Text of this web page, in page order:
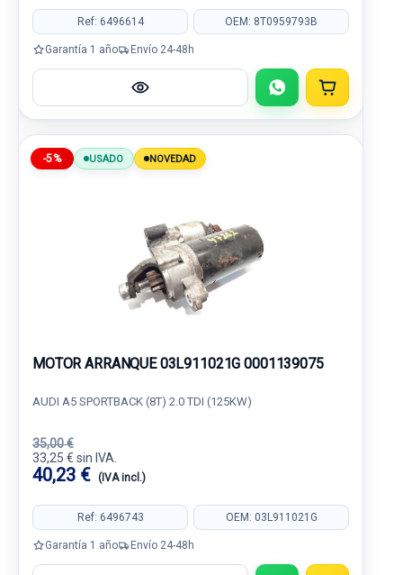
Ref: 6496614 OEM: 8T0959793B
Garantía 1 año Envío 24-48h
-5% USADO NOVEDAD
MOTOR ARRANQUE 03L911021G 0001139075
AUDI A5 SPORTBACK (8T) 2.0 TDI (125KW)
35,00 €
33,25 € sin IVA.
40,23 € (IVA incl.)
Ref: 6496743 OEM: 03L911021G
Garantía 1 año Envío 24-48h